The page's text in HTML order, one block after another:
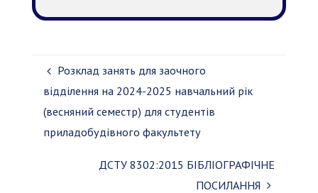
Розклад занять для заочного
відділення на 2024-2025 навчальний рік
(весняний семестр) для студентів
приладобудівного факультету
ДСТУ 8302:2015 БІБЛІОГРАФІЧНЕ
ПОСИЛАННЯ